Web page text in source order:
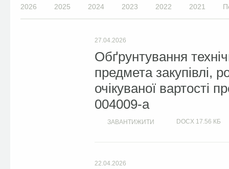
2026 2025 2024 2023 2022 2021
27.04.2026
Обґрунтування
предмета закупівлі,
очікуваної вартості
004009-a
ЗАВАНТИЖИТИ DOCX 17.56 КБ
22.04.2026